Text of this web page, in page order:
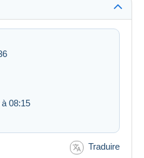
08:15
Traduire